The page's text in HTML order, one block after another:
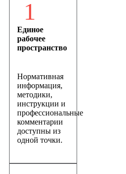
1
Единое
рабочее
пространство
Нормативная
информация,
методики,
инструкции и
профессиональные
комментарии
доступны из
одной точки.